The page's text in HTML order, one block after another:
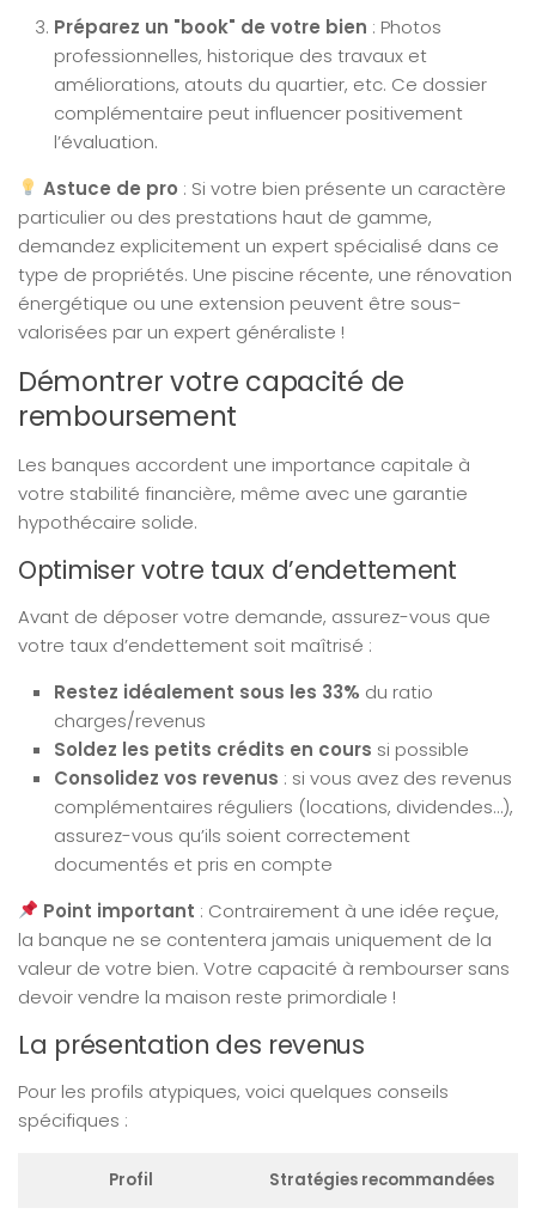
Préparez un "book" de votre bien : Photos
professionnelles, historique des travaux et
améliorations, atouts du quartier, etc. Ce dossier
complémentaire peut influencer positivement
l’évaluation.
Astuce de pro : Si votre bien présente un caractère
particulier ou des prestations haut de gamme,
demandez explicitement un expert spécialisé dans ce
type de propriétés. Une piscine récente, une rénovation
énergétique ou une extension peuvent être sous-
valorisées par un expert généraliste !
Démontrer votre capacité de
remboursement
Les banques accordent une importance capitale à
votre stabilité financière, même avec une garantie
hypothécaire solide.
Optimiser votre taux d’endettement
Avant de déposer votre demande, assurez-vous que
votre taux d’endettement soit maîtrisé :
Restez idéalement sous les 33% du ratio
charges/revenus
Soldez les petits crédits en cours si possible
Consolidez vos revenus : si vous avez des revenus
complémentaires réguliers (locations, dividendes…),
assurez-vous qu’ils soient correctement
documentés et pris en compte
Point important : Contrairement à une idée reçue,
la banque ne se contentera jamais uniquement de la
valeur de votre bien. Votre capacité à rembourser sans
devoir vendre la maison reste primordiale !
La présentation des revenus
Pour les profils atypiques, voici quelques conseils
spécifiques :
Profil Stratégies recommandées